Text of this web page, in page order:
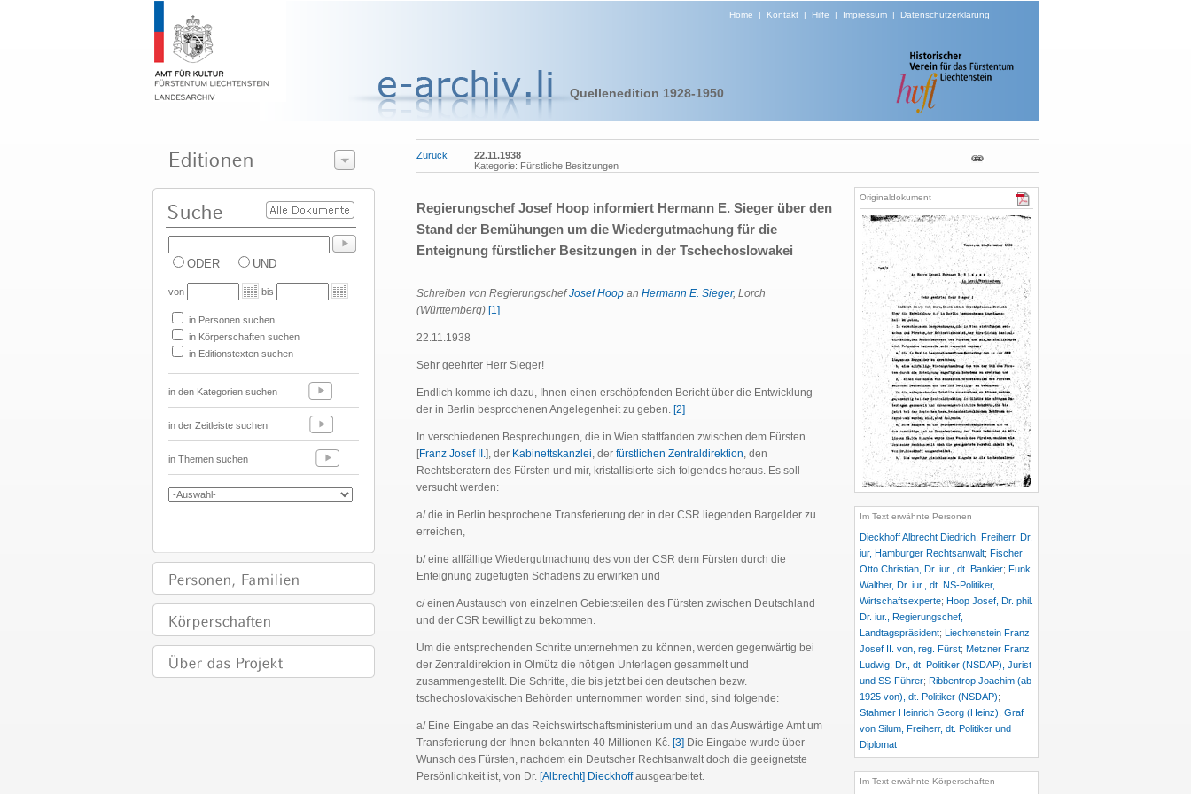
Home | Kontakt| Hilfe | Impressum| Datenschutzerklärung
Quellenedition 1928-1950
ODER UND
von bis
in Personen suchen
in Körperschaften suchen
in Editionstexten suchen
in den Kategorien suchen
in der Zeitleiste suchen
in Themen suchen
Zurück
22.11.1938
Kategorie: Fürstliche Besitzungen
Regierungschef Josef Hoop informiert Hermann E. Sieger über den
Stand der Bemühungen um die Wiedergutmachung für die
Enteignung fürstlicher Besitzungen in der Tschechoslowakei
Schreiben von RegierungschefJosef Hoop an Hermann E. Sieger, Lorch
(Württemberg) [1]
22.11.1938
Sehr geehrter Herr Sieger!
Endlich komme ich dazu, Ihnen einen erschöpfenden Bericht über die Entwicklung
der in Berlin besprochenen Angelegenheit zu geben. [2]
In verschiedenen Besprechungen, die in Wien stattfanden zwischen dem Fürsten
[Franz Josef II.], der Kabinettskanzlei, der fürstlichen Zentraldirektion, den
Rechtsberatern des Fürsten und mir, kristallisierte sich folgendes heraus. Es soll
versucht werden:
a/ die in Berlin besprochene Transferierung der in der CSR liegenden Bargelder zu
erreichen,
b/ eine allfällige Wiedergutmachung des von der CSR dem Fürsten durch die
Enteignung zugefügten Schadens zu erwirken und
c/ einen Austausch von einzelnen Gebietsteilen des Fürsten zwischen Deutschland
und der CSR bewilligt zu bekommen.
Um die entsprechenden Schritte unternehmen zu können, werden gegenwärtig bei
der Zentraldirektion in Olmütz die nötigen Unterlagen gesammelt und
zusammengestellt. Die Schritte, die bis jetzt bei den deutschen bezw.
tschechoslovakischen Behörden unternommen worden sind, sind folgende:
a/ Eine Eingabe an das Reichswirtschaftsministerium und an das Auswärtige Amt um
Transferierung der Ihnen bekannten 40 Millionen Kĉ. [3] Die Eingabe wurde über
Wunsch des Fürsten, nachdem ein Deutscher Rechtsanwalt doch die geeignetste
Persönlichkeit ist, von Dr. [Albrecht] Dieckhoffausgearbeitet.
Originaldokument
Im Text erwähnte Personen
Dieckhoff Albrecht Diedrich, Freiherr, Dr.
iur, Hamburger Rechtsanwalt; Fischer
Otto Christian, Dr. iur., dt. Bankier; Funk
Walther, Dr. iur., dt. NS-Politiker,
Wirtschaftsexperte; Hoop Josef, Dr. phil.
Dr. iur., Regierungschef,
Landtagspräsident; Liechtenstein Franz
Josef II. von, reg. Fürst; Metzner Franz
Ludwig, Dr., dt. Politiker (NSDAP), Jurist
und SS-Führer; Ribbentrop Joachim (ab
1925 von), dt. Politiker (NSDAP);
Stahmer Heinrich Georg (Heinz), Graf
von Silum, Freiherr, dt. Politiker und
Diplomat
Im Text erwähnte Körperschaften